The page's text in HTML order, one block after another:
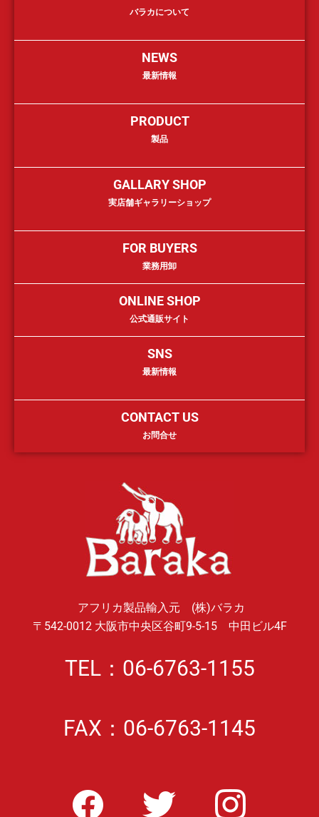
バラカについて
NEWS
最新情報
PRODUCT
製品
GALLARY SHOP
実店舗ギャラリーショップ
FOR BUYERS
業務用卸
ONLINE SHOP
公式通販サイト
SNS
最新情報
CONTACT US
お問合せ
アフリカ製品輸入元 (株)バラカ
〒542-0012 大阪市中央区谷町9-5-15 中田ビル4F
TEL：06-6763-1155
FAX：06-6763-1145